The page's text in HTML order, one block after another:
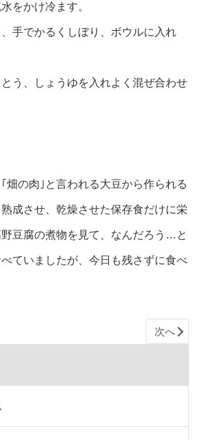
をかけ冷ます。
手でかるくしぼり、ボウルに入れ
う、しょうゆを入れよく混ぜ合わせ
畑の肉｣と言われる大豆から作られる
成させ、乾燥させた保存食だけに栄
豆腐の煮物を見て、なんだろう…と
ていましたが、今日も残さずに食べ
次へ